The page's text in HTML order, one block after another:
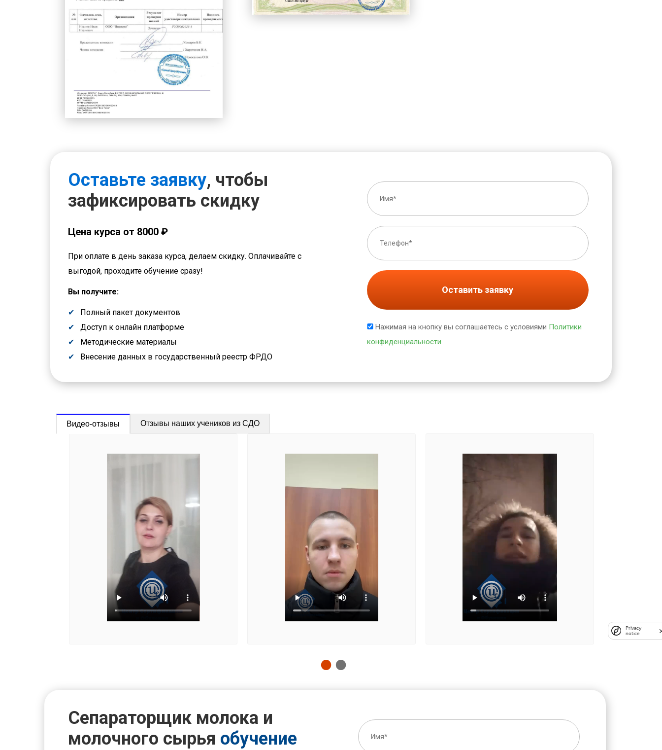
Оставьте заявку, чтобы
зафиксировать скидку
Цена курса от 8000 ₽
При оплате в день заказа курса, делаем скидку. Оплачивайте с
выгодой, проходите обучение сразу!
Вы получите:
Полный пакет документов
Доступ к онлайн платформе
Методические материалы
Внесение данных в государственный реестр ФРДО
Оставить заявку
Нажимая на кнопку вы соглашаетесь с условиями Политики
конфиденциальности
Видео-отзывы Отзывы наших учеников из СДО
Сепараторщик молока и
молочного сырья обучение
Privacy
notice